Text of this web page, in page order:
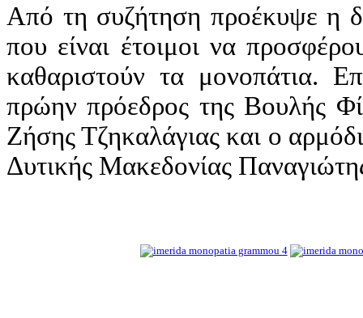
Από τη συζήτηση προέκυψε η
που είναι έτοιμοι να
καθαριστούν τα μονοπάτια.
πρώην πρόεδρος της Βουλής
Ζήσης Τζηκαλάγιας και ο
Δυτικής Μακεδονίας